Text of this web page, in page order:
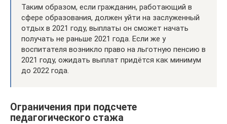
Таким образом, если гражданин, работающий в
сфере образования, должен уйти на заслуженный
отдых в 2021 году, выплаты он сможет начать
получать не раньше 2021 года. Если же у
воспитателя возникло право на льготную пенсию в
2021 году, ожидать выплат придётся как минимум
до 2022 года.
Ограничения при подсчете
педагогического стажа